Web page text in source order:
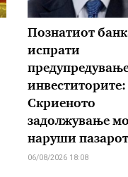
Познатиот
испрати
инвеститорите:
Скриеното
задолжување
наруши пазарот
06/08/2026 18:08